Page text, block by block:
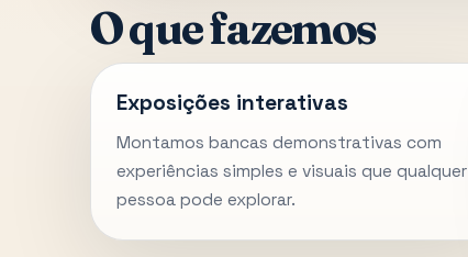
O que fazemos
Exposições interativas
Montamos bancas demonstrativas com
experiências simples e visuais que qualquer
pessoa pode explorar.